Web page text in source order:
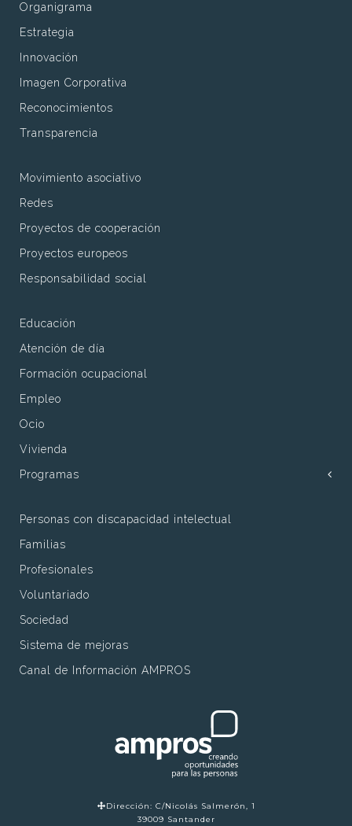
Organigrama
Estrategia
Innovación
Imagen Corporativa
Reconocimientos
Transparencia
Movimiento asociativo
Redes
Proyectos de cooperación
Proyectos europeos
Responsabilidad social
Educación
Atención de día
Formación ocupacional
Empleo
Ocio
Vivienda
Programas
Personas con discapacidad intelectual
Familias
Profesionales
Voluntariado
Sociedad
Sistema de mejoras
Canal de Información AMPROS
Dirección: C/Nicolás Salmerón, 1
39009 Santander